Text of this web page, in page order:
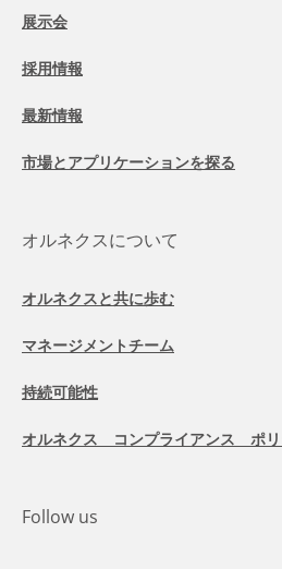
展示会
採用情報
最新情報
市場とアプリケーションを探る
オルネクスについて
オルネクスと共に歩む
マネージメントチーム
持続可能性
オルネクス コンプライアンス ポ
Follow us